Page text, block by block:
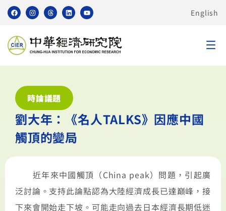
English
時論議題
劉大年：《名人TALKS》因應中國
觸頂的變局
近年來中國觸頂（China peak）問題，引起廣
泛討論。支持此論點認為大陸經濟成長已達巔峰，接
下來會開始走下坡。可能走向過去日本經濟長期低迷